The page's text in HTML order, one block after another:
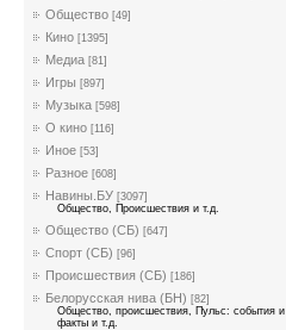
Общество [49]
Кино [1395]
Медиа [81]
Игры [897]
Музыка [598]
О кино [116]
Иное [53]
Разное [608]
Навины.БУ [3097]
Общество, Происшествия и т.д.
Общество (СБ) [647]
Спорт (СБ) [96]
Происшествия (СБ) [186]
Белорусская нива (БН) [82]
Общество, происшествия, Пульс: события и
факты и т.д.